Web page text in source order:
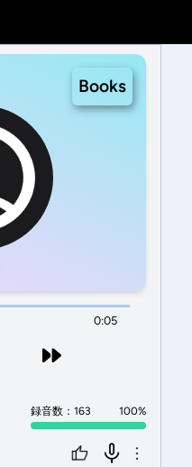
Books
0:05
録音数：163 100%